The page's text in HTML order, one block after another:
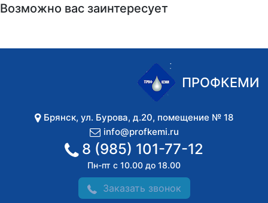
Возможно вас заинтересует
ПРОФКЕМИ
Брянск, ул. Бурова, д.20, помещение № 18
info@profkemi.ru
8 (985) 101-77-12
Пн-пт с 10.00 до 18.00
Заказать звонок